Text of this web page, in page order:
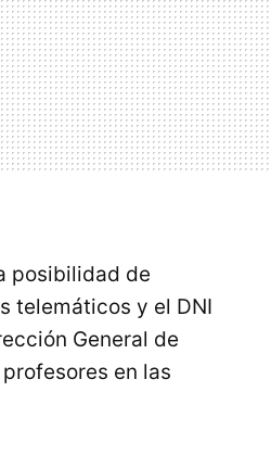
posibilidad de
telemáticos y el DNI
General de
en las